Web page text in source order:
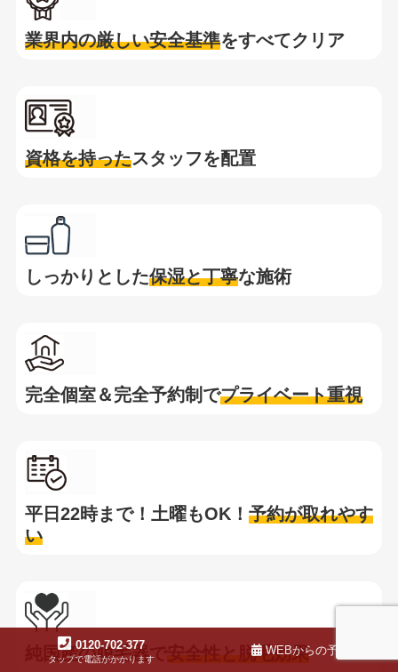
業界内の厳しい安全基準をすべてクリア
資格を持ったスタッフを配置
しっかりとした保湿と丁寧な施術
完全個室＆完全予約制でプライベート重視
平日22時まで！土曜もOK！ 予約が取れやす
い
純国産の脱毛器で 安全性と脱毛効果
0120-702-377
タップで電話がかかります
WEBからの予約